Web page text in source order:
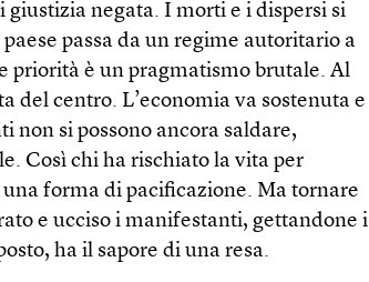
negata. I morti e i dispersi si
passa da un regime autoritario a
priorità è un pragmatismo brutale. Al
del centro. L’economia va sostenuta e
non si possono ancora saldare,
Così chi ha rischiato la vita per
forma di pacificazione. Ma tornare
e ucciso i manifestanti, gettandone i
ha il sapore di una resa.